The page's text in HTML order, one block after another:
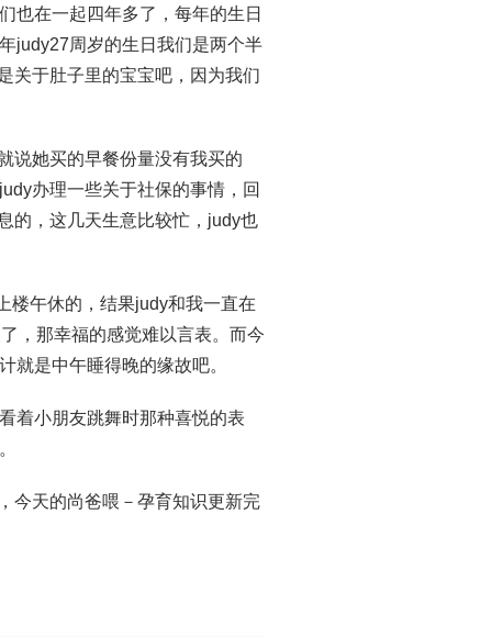
也在一起四年多了，每年的生日
judy27周岁的生日我们是两个半
关于肚子里的宝宝吧，因为我们
说她买的早餐份量没有我买的
办理一些关于社保的事情，回
的，这几天生意比较忙，judy也
楼午休的，结果judy和我一直在
，那幸福的感觉难以言表。而今
就是中午睡得晚的缘故吧。
着小朋友跳舞时那种喜悦的表
今天的尚爸喂－孕育知识更新完